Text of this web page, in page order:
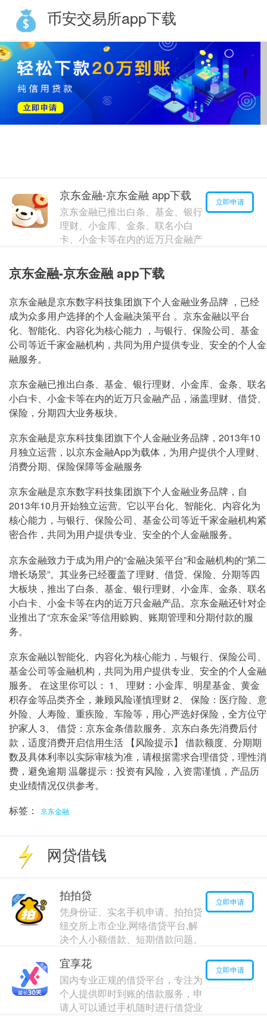
币安交易所app下载
小赢卡贷 今日已有
豆豆钱 今日已有322人申请
用户136****7789 今日借款190000元已到账
京东金融-京东金融 app下载
京东金融已推出白条、基金、银行
理财、小金库、金条、联名小白
卡、小金卡等在内的近万只金融产
四大业务板块。
最高额度：80000元
立即申请
京东金融-京东金融 app下载
京东金融是京东数字科技集团旗下个人金融业务品牌 ，已经
成为众多用户选择的个人金融决策平台 。京东金融以平台
化、智能化、内容化为核心能力 ，与银行、保险公司、基金
公司等近千家金融机构，共同为用户提供专业、安全的个人金
融服务。
京东金融已推出白条、基金、银行理财、小金库、金条、联名
小白卡、小金卡等在内的近万只金融产品，涵盖理财、借贷、
保险，分期四大业务板块。
京东金融是京东科技集团旗下个人金融业务品牌，2013年10
月独立运营，以京东金融App为载体，为用户提供个人理财、
消费分期、保险保障等金融服务
京东金融是京东数字科技集团旗下个人金融业务品牌，自
2013年10月开始独立运营。它以平台化、智能化、内容化为
核心能力，与银行、保险公司、基金公司等近千家金融机构紧
密合作，共同为用户提供专业、安全的个人金融服务。
京东金融致力于成为用户的“金融决策平台”和金融机构的“第二
增长场景”。其业务已经覆盖了理财、借贷、保险、分期等四
大板块，推出了白条、基金、银行理财、小金库、金条、联名
小白卡、小金卡等在内的近万只金融产品。京东金融还针对企
业推出了“京东金采”等信用赊购、账期管理和分期付款的服
务。
京东金融以智能化、内容化为核心能力，与银行、保险公司、
基金公司等金融机构，共同为用户提供专业、安全的个人金融
服务。 在这里你可以： 1、 理财：小金库、明星基金、黄金
积存金等品类齐全，兼顾风险谨慎理财 2、 保险：医疗险、意
外险、人寿险、重疾险、车险等，用心严选好保险，全方位守
护家人 3、 借贷：京东金条借款服务、京东白条先消费后付
款，适度消费开启信用生活 【风险提示】 借款额度、分期期
数及具体利率以实际审核为准，请根据需求合理借贷，理性消
费，避免逾期 温馨提示：投资有风险，入资需谨慎，产品历
史业绩情况仅供参考。
标签：
京东金融
网贷借钱
拍拍贷
凭身份证、实名手机申请。拍拍贷
纽交所上市企业,网络借贷平台,解
决个人小额借款、短期借款问题。
最高额度：
年利率：7.00%
立即申请
宜享花
国内专业正规的借贷平台，专注为
个人提供即时到账的借款服务，申
请人可以通过手机随时进行借贷业
立即申请